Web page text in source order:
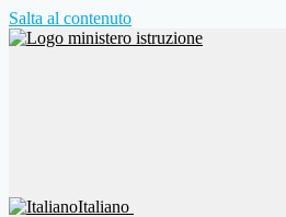
Salta al contenuto
Italiano